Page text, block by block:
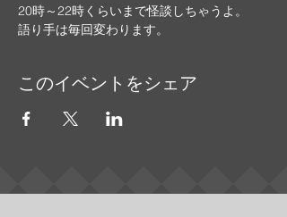
20時～22時くらいまで怪談しちゃうよ。
語り手は毎回変わります。
このイベントをシェア